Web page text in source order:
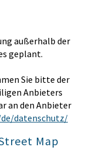
außerhalb der
geplant.
Sie bitte der
Anbieters
an den Anbieter
datenschutz/
Map